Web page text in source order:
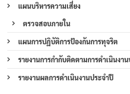
แผนบริหารความเสี่ยง
ตรวจสอบภายใน
แผนการปฏิบัติการป้องกันการทุจริต
รายงานการกำกับติดตามการดำเนินงา
รายงานผลการดำเนินงานประจำปี